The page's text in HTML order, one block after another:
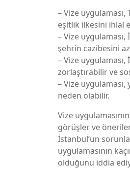
– Vize
eşitlik ilkesini ihlal
– Vize
şehrin cazibesini
– Vize uygulaması,
zorlaştırabilir ve
– Vize
neden olabilir.
Vize
görüşler ve
İstanbul’un
uygulamasının
olduğunu iddia